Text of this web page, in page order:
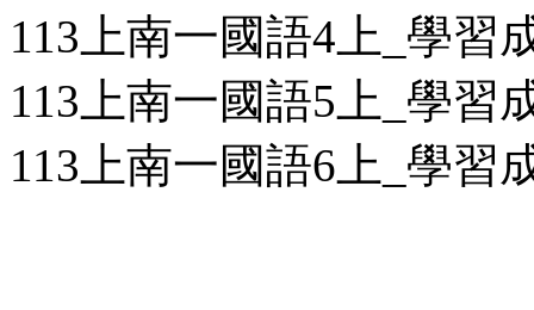
113上南一國語4上_學習
113上南一國語5上_學習
113上南一國語6上_學習